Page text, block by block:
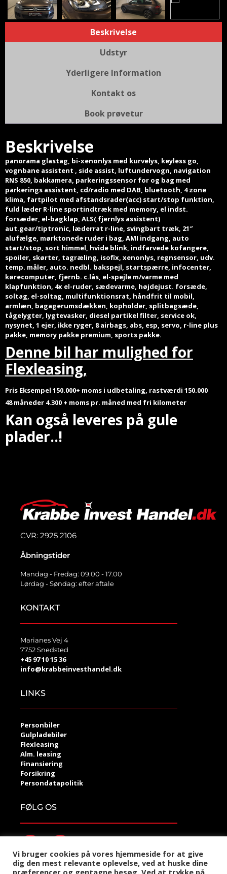
Beskrivelse
Udstyr
Yderligere Information
Kontakt os
Book prøvetur
Beskrivelse
panorama glastag, bi-xenonlys med kurvelys, keyless go,
vognbane assistent , side assist, luftundervogn, navigation
RNS 850, bakkamera, parkeringssensor for og bag med
parkerings assistent, cd/radio med DAB, bluetooth, 4 zone
klima, fartpilot med afstandsrader(acc) start/stop funktion,
fuld læder R-line sportindtræk med memory, el indst.
forsæder, el-bagklap, ALS( fjernlys assistent)
aut.gear/tiptronic, læderrat r-line, svingbart træk, 21″
alufælge, mørktonede ruder i bag, AMI indgang, auto
start/stop, sort himmel, hvide blink, indfarvede kofangere,
spoiler, skørter, tagræling, isofix, xenonlys, regnsensor, udv.
temp. måler, auto. nedbl. bakspejl, startspærre, infocenter,
kørecomputer, fjernb. c.lås, el-spejle m/varme med
klapfunktion, 4x el-ruder, sædevarme, højdejust. forsæde,
soltag, el-soltag, multifunktionsrat, håndfrit til mobil,
armlæn, bagagerumsdækken, kopholder, splitbagsæde,
tågelygter, lygtevasker, diesel partikel filter, service ok,
nysynet, 1 ejer, ikke ryger, 8 airbags, abs, esp, servo, r-line plus
pakke, memory pakke premium, sports pakke.
Denne bil har mulighed for
Flexleasing,
Pris Eksempel 150.000+ moms i udbetaling, rastværdi 150.000
48 måneder 4.300 + moms pr. måned med fri kilometer
Kan også leveres på gule
plader..!
CVR: 2925 2106
Åbningstider
Mandag - Fredag: 09.00 - 17.00
Lørdag - Søndag: efter aftale
KONTAKT
Marianes Vej 4
7752 Snedsted
+45 97 10 15 36
info@krabbeinvesthandel.dk
LINKS
Personbiler
Gulpladebiler
Flexleasing
Alm. leasing
Finansiering
Forsikring
Persondatapolitik
FØLG OS
Vi bruger cookies på vores hjemmeside for at give
dig den mest relevante oplevelse, ved at huske dine
præferencer og gentagne besøg. Ved at trykke på